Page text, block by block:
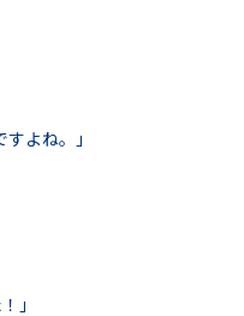
よね。」
」